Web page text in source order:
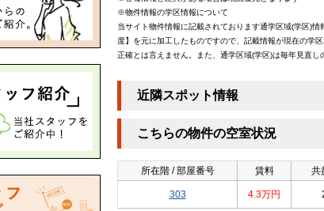
※物件情報の学区情報について
当サイト物件情報に記載されております通学区域(学区)
度】を元に加工したものですので、記載情報が現在の学
正確とは言えません。また、通学区域(学区)は毎年見直
近隣スポット情報
こちらの物件の空室状況
所在階 / 部屋番号 賃料 共
303 4.3万円